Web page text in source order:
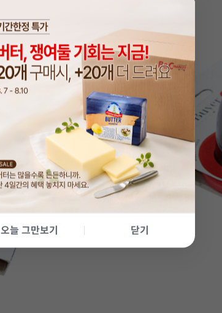
오늘 그만보기 닫기